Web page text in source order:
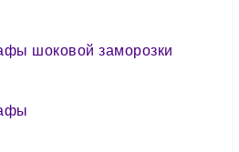
шоковой заморозки